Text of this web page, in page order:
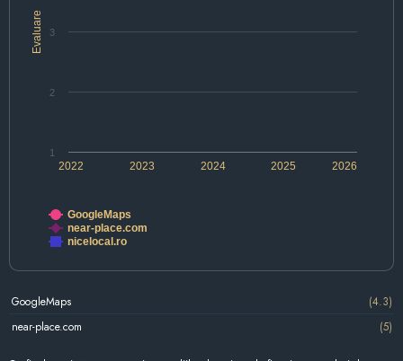
Evaluare
2022 2024 2026
2023 2025
1
2
3
GoogleMaps
near-place.com
nicelocal.ro
GoogleMaps
(4.3)
near-place.com
(5)